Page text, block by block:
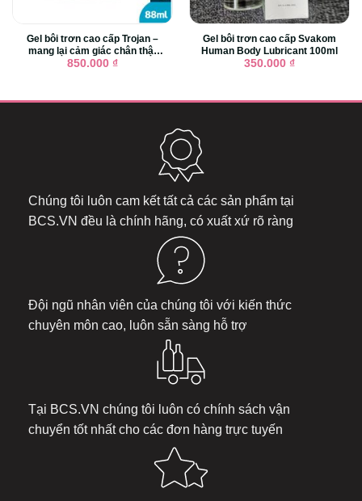
Gel bôi trơn cao cấp Trojan –
mang lại cảm giác chân thật
cho tình yêu
850.000 ₫
Gel bôi trơn cao cấp Svakom
Human Body Lubricant 100ml
350.000 ₫
Chúng tôi luôn cam kết tất cả các sản phẩm tại
BCS.VN đều là chính hãng, có xuất xứ rõ ràng
Đội ngũ nhân viên của chúng tôi với kiến thức
chuyên môn cao, luôn sẵn sàng hỗ trợ
Tại BCS.VN chúng tôi luôn có chính sách vận
chuyển tốt nhất cho các đơn hàng trực tuyến